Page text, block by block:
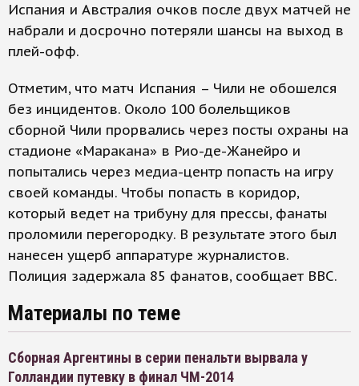
Испания и Австралия очков после двух матчей не
набрали и досрочно потеряли шансы на выход в
плей-офф.
Отметим, что матч Испания – Чили не обошелся
без инцидентов. Около 100 болельщиков
сборной Чили прорвались через посты охраны на
стадионе «Маракана» в Рио-де-Жанейро и
попытались через медиа-центр попасть на игру
своей команды. Чтобы попасть в коридор,
который ведет на трибуну для прессы, фанаты
проломили перегородку. В результате этого был
нанесен ущерб аппаратуре журналистов.
Полиция задержала 85 фанатов, сообщает ВВС.
Материалы по теме
Сборная Аргентины в серии пенальти вырвала у
Голландии путевку в финал ЧМ-2014